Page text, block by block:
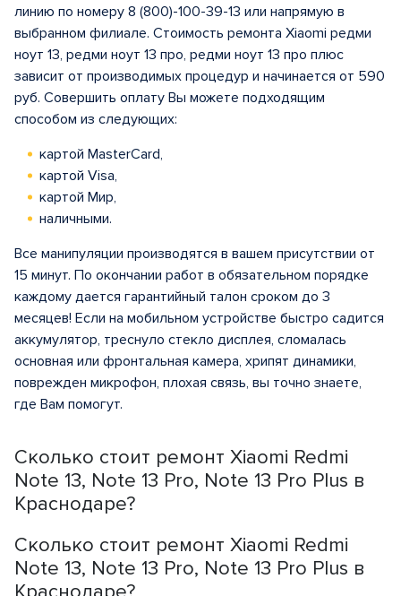
Сколько стоит ремонт Xiaomi Redmi
Note 13, Note 13 Pro, Note 13 Pro Plus в
Краснодаре?
Сколько стоит ремонт Xiaomi Redmi
Note 13, Note 13 Pro, Note 13 Pro Plus в
линию по номеру 8 (800)-100-39-13 или напрямую в
выбранном филиале. Стоимость ремонта Xiaomi редми
ноут 13, редми ноут 13 про, редми ноут 13 про плюс
зависит от производимых процедур и начинается от 590
руб. Совершить оплату Вы можете подходящим
способом из следующих:
картой MasterCard,
картой Visa,
картой Мир,
наличными.
Все манипуляции производятся в вашем присутствии от
15 минут. По окончании работ в обязательном порядке
каждому дается гарантийный талон сроком до 3
месяцев! Если на мобильном устройстве быстро садится
аккумулятор, треснуло стекло дисплея, сломалась
основная или фронтальная камера, хрипят динамики,
поврежден микрофон, плохая связь, вы точно знаете,
где Вам помогут.